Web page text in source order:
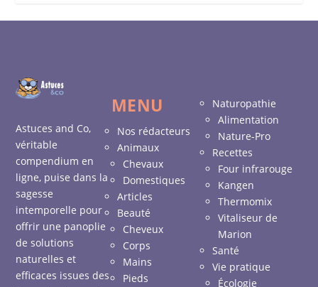
Astuces and Co,
véritable
compendium en
ligne, puise dans la
sagesse
intemporelle pour
offrir une panoplie
de solutions
naturelles et
efficaces issues des
MENU
Nos rédacteurs
Animaux
Chevaux
Domestiques
Articles
Beauté
Cheveux
Corps
Mains
Pieds
Naturopathie
Alimentation
Nature-Pro
Recettes
Four infrarouge
Kangen
Thermomix
Vitaliseur de
Marion
Santé
Vie pratique
Écologie